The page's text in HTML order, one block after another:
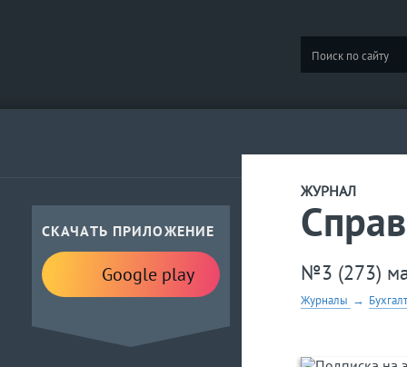
СКАЧАТЬ ПРИЛОЖЕНИЕ
Google play
ЖУРНАЛ
№3 (273)
Журналы →